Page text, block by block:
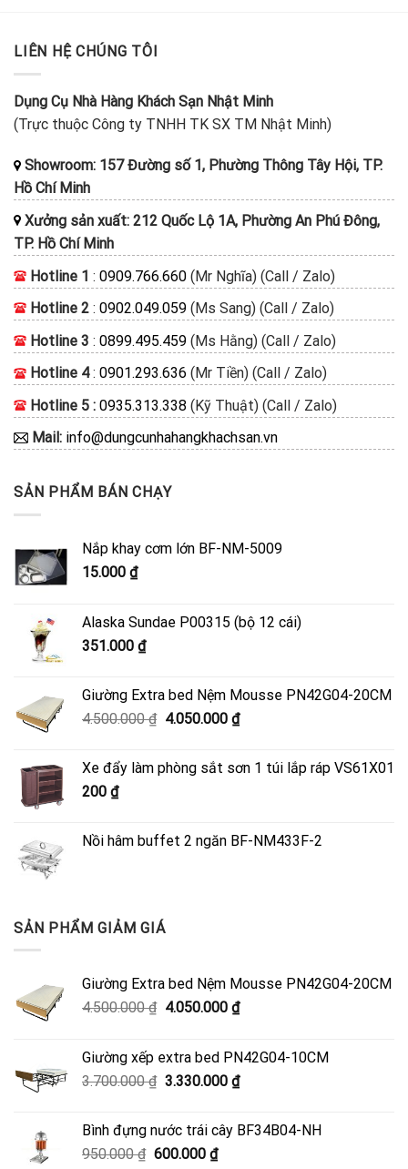
LIÊN HỆ CHÚNG TÔI
Dụng Cụ Nhà Hàng Khách Sạn Nhật Minh
(Trực thuộc Công ty TNHH TK SX TM Nhật Minh)
Showroom: 157 Đường số 1, Phường Thông Tây Hội, TP.
Hồ Chí Minh
Xưởng sản xuất: 212 Quốc Lộ 1A, Phường An Phú Đông,
TP. Hồ Chí Minh
Hotline 1 : 0909.766.660 (Mr Nghĩa) (Call / Zalo)
Hotline 2 : 0902.049.059 (Ms Sang) (Call / Zalo)
Hotline 3 : 0899.495.459 (Ms Hằng) (Call / Zalo)
Hotline 4: 0901.293.636 (Mr Tiền) (Call / Zalo)
Hotline 5 : 0935.313.338 (Kỹ Thuật) (Call / Zalo)
Mail: info@dungcunhahangkhachsan.vn
SẢN PHẨM BÁN CHẠY
Nắp khay cơm lớn BF-NM-5009
15.000 ₫
Alaska Sundae P00315 (bộ 12 cái)
351.000 ₫
Giường Extra bed Nệm Mousse PN42G04-20CM
4.500.000₫ Giá
4.500.000 ₫.
4.050.000 ₫Giá
là:
Xe đẩy làm phòng sắt sơn 1 túi lắp ráp VS61X01
200 ₫
Nồi hâm buffet 2 ngăn BF-NM433F-2
SẢN PHẨM GIẢM GIÁ
Giường Extra bed Nệm Mousse PN42G04-20CM
4.500.000₫ Giá
4.500.000 ₫.
4.050.000 ₫Giá
là:
4.050.000 ₫.
Giường xếp extra bed PN42G04-10CM
3.700.000₫ Giá
3.700.000 ₫.
3.330.000 ₫Giá
là:
Bình đựng nước trái cây BF34B04-NH
950.000₫ Giá
600.000 ₫Giá